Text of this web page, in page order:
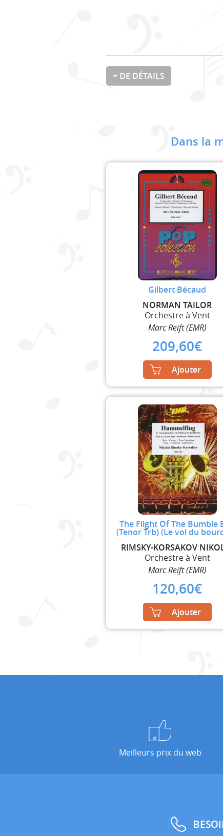
+ DE DÉTAILS
Dans la
Gilbert Bécaud
NORMAN TAILOR
Orchestre à Vent
Marc Reift (EMR)
209,60€
Ajouter
The Flight Of The Bumble
(Tenor Trb) (Le vol du
RIMSKY-KORSAKOV
Orchestre à Vent
Marc Reift (EMR)
120,60€
Ajouter
Meilleurs prix du web